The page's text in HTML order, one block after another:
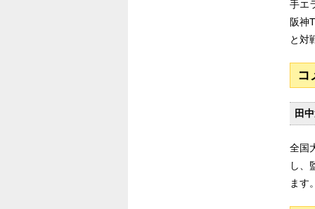
手エ
阪神
と対
コ
田
全国
し、
ます